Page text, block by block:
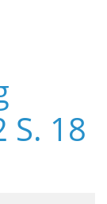
S. 18